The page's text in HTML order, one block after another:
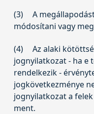
(3)
A
módosítani vagy
(4)
Az alaki
jognyilatkozat - ha e
rendelkezik -
jogkövetkezménye
jognyilatkozat a
ment.